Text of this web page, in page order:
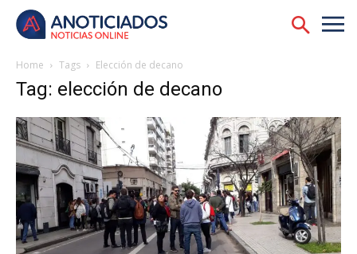
Home Tags Elección de decano
Tag: elección de decano